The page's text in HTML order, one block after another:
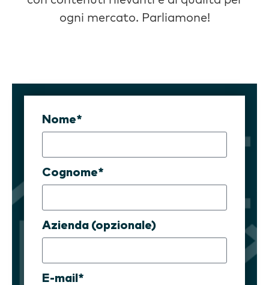
ogni mercato. Parliamone!
Nome*
Cognome*
Azienda (opzionale)
E-mail*